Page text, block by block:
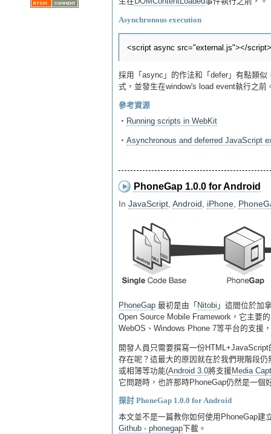
Asynchronous execution
採用「async」的作法和「defer」有點類
式，並發生在window's load event執行之前
參考資源
‧ Running scripts in WebKit
‧ Asynchronous and deferred JavaScript
PhoneGap 1.0.0 for Android
In JavaScript Android iPhone
PhoneGap 最初是由「Nitobi 」這間位於加
Open Source Mobile Framework，它主要
WebOS、Windows Phone 7等平台的支援
開發人員只需要撰寫一份
存在呢？這最大的原因就在於我們現階段
或相簿等功能(Android 3.0將支援Media
它問題時，也許那時PhoneGap仍然是一
探討 PhoneGap 1.0.0 for Android
本文並不是一篇教你如何使用PhoneGap建
Github - phonegap下載。